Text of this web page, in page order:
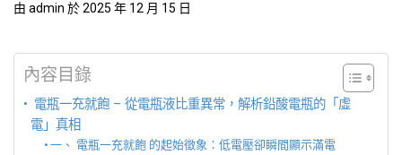
由 admin 於 2025 年 12 月 15 日
內容目錄
電瓶一充就飽 – 從電瓶液比重異常，解析鉛酸電瓶的「虛
電」真相
一、 電瓶一充就飽 的起始徵象：低電壓卻瞬間顯示滿電